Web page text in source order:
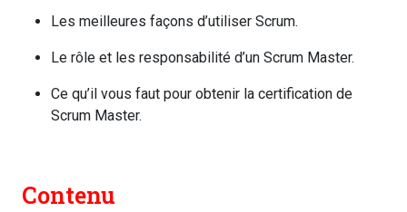
Les meilleures façons d’utiliser Scrum.
Le rôle et les responsabilité d’un Scrum Master.
Ce qu’il vous faut pour obtenir la certification de
Scrum Master.
Contenu